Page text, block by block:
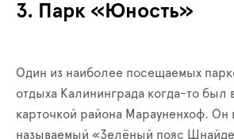
3. Парк «Юность»
Один из наиболее посещаемых
отдыха Калининграда когда-то был
карточкой района Марауненхоф. Он
называемый «Зелёный пояс